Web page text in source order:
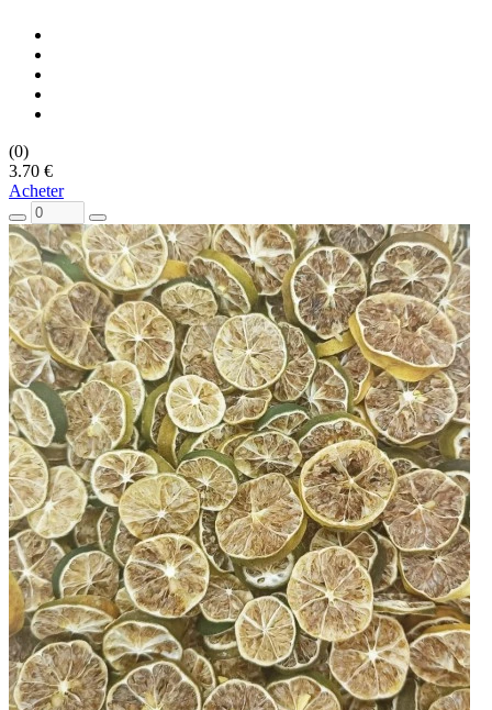
(0)
3.70 €
Acheter